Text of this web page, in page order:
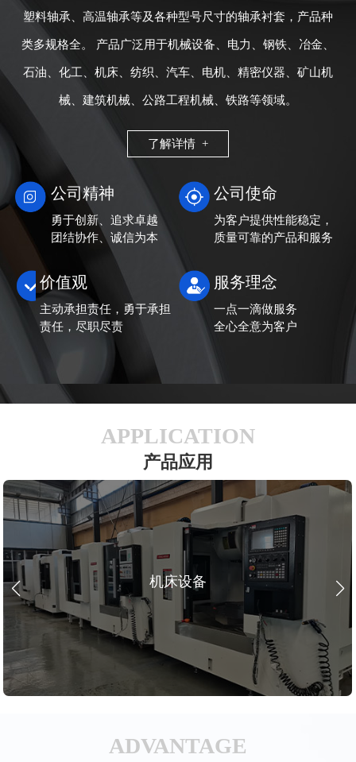
塑料轴承、高温轴承等及各种型号尺寸的轴承衬套，产品种
类多规格全。 产品广泛用于机械设备、电力、钢铁、冶金、
石油、化工、机床、纺织、汽车、电机、精密仪器、矿山机
械、建筑机械、公路工程机械、铁路等领域。
了解详情 +
公司精神
勇于创新、追求卓越
团结协作、诚信为本
公司使命
为客户提供性能稳定，
质量可靠的产品和服务
价值观
主动承担责任，勇于承担
责任，尽职尽责
服务理念
一点一滴做服务
全心全意为客户
APPLICATION
产品应用
机床设备
ADVANTAGE